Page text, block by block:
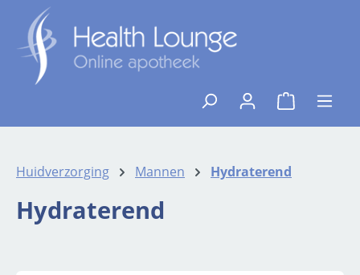
Ga naar de hoofdinhoud
{1}De
Huidverzorging Mannen Hydraterend
Hydraterend